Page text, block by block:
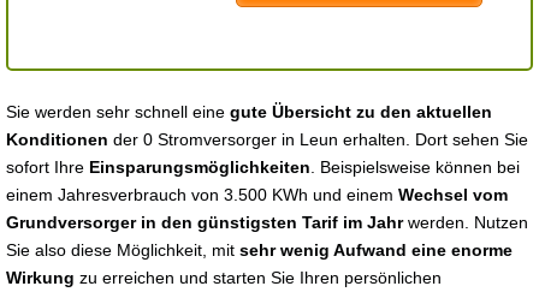
Sie werden sehr schnell eine gute Übersicht zu den aktuellen
Konditionen der 0 Stromversorger in Leun erhalten. Dort sehen Sie
sofort Ihre Einsparungsmöglichkeiten . Beispielsweise können bei
einem Jahresverbrauch von 3.500 KWh und einem Wechsel vom
Grundversorger in den günstigsten Tarif im Jahrwerden. Nutzen
Sie also diese Möglichkeit, mit sehr wenig Aufwand eine enorme
Wirkung zu erreichen und starten Sie Ihren persönlichen